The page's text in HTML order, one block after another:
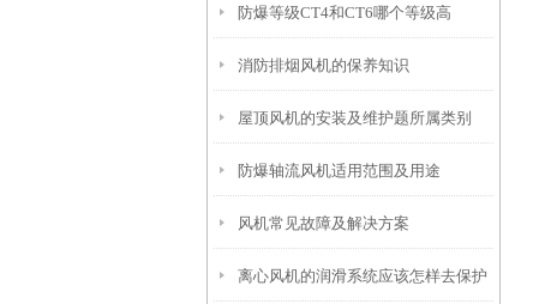
防爆等级CT4和CT6哪个等级高
消防排烟风机的保养知识
屋顶风机的安装及维护题所属类别
防爆轴流风机适用范围及用途
风机常见故障及解决方案
离心风机的润滑系统应该怎样去保护